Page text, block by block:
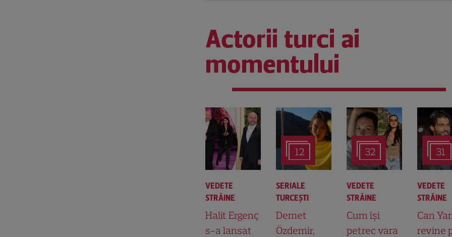
Actorii turci ai
momentului
VEDETE
STRĂINE
Halit Ergenç
s-a lansat
12
SERIALE
TURCEŞTI
Demet
Özdemir,
32
VEDETE
STRĂINE
Cum își
petrec vara
31
VEDETE
STRĂINE
Can
revine